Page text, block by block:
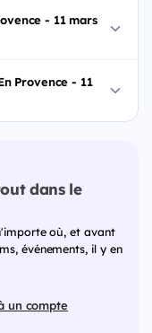
- 11 mars
Provence - 11
dans le
où, et avant
événements, il y en
un compte